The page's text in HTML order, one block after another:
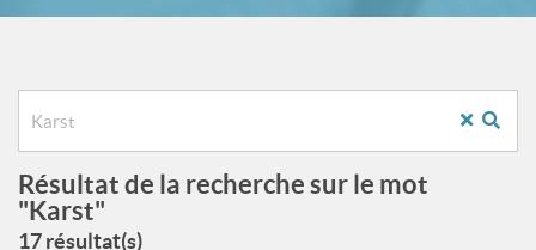
Résultat de la recherche sur le mot
"Karst"
17 résultat(s)